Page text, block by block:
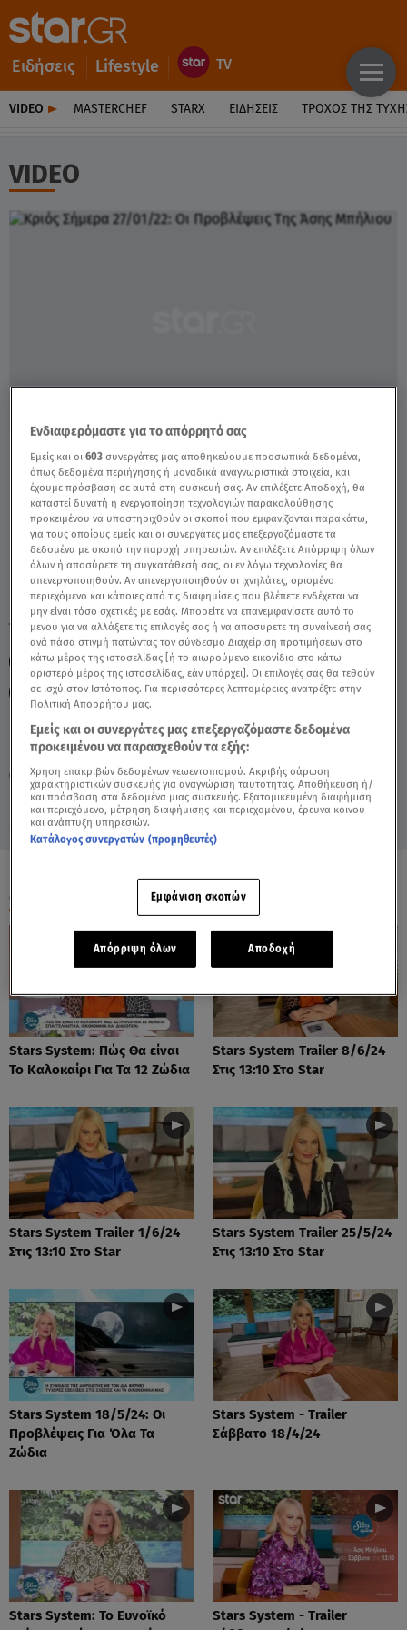
Ειδήσεις Lifestyle
VIDEO MASTERCHEF STARX ΕΙΔΉΣΕΙΣ ΤΡΟΧΌΣ ΤΗΣ
VIDEO
Πέμπτη 6 Αυγούστου 2026
27.01.22, 14:21 ΖΩΔΙΑ
Κριός Σήμερα 27/01/22: Οι Προβλέψεις Της
Άσης Μπήλιου - Video
TAGS: ΚΡΙΟΣ ΖΩΔΙΑ ΖΩΔΙΑ ΣΗΜΕΡΑ ΑΣΗ ΜΠΗΛΙΟΥ
ΖΩΔΙΑ ΑΣΗ ΜΠΗΛΙΟΥ
ΑΣΤΡΟΛΟΓΙΚΕΣ ΠΡΟΒΛΕΨΕΙΣ
ΗΜΕΡΗΣΙΕΣ ΠΡΟΒΛΕΨΕΙΣ
BREAKFAST@STAR
ΟΛΑ ΤΑ ΒΙΝΤΕΟ
Stars System: Πώς Θα είναι
Το Καλοκαίρι Για Τα 12 Ζώδια
Stars System Trailer 8/6/24
Στις 13:10 Στο Star
Stars System Trailer 1/6/24
Στις 13:10 Στο Star
Stars System Trailer 25/5/24
Στις 13:10 Στο Star
Stars System 18/5/24: Οι
Προβλέψεις Για Όλα Τα
Ζώδια
Stars System - Trailer
Σάββατο 18/4/24
Stars System: Το Ευνοϊκό
Stars System - Trailer
Ενδιαφερόμαστε για το απόρρητό σας
Εμείς και οι603 συνεργάτες μας αποθηκεύουμε προσωπικά δεδομένα,
όπως δεδομένα περιήγησης ή μοναδικά αναγνωριστικά στοιχεία, και
έχουμε πρόσβαση σε αυτά στη συσκευή σας. Αν επιλέξετε Αποδοχή, θα
καταστεί δυνατή η ενεργοποίηση τεχνολογιών παρακολούθησης
προκειμένου να υποστηριχθούν οι σκοποί που εμφανίζονται παρακάτω,
για τους οποίους εμείς και οι συνεργάτες μας επεξεργαζόμαστε τα
δεδομένα με σκοπό την παροχή υπηρεσιών. Αν επιλέξετε Απόρριψη όλων
όλων ή αποσύρετε τη συγκατάθεσή σας, οι εν λόγω τεχνολογίες θα
απενεργοποιηθούν. Αν απενεργοποιηθούν οι ιχνηλάτες, ορισμένο
περιεχόμενο και κάποιες από τις διαφημίσεις που βλέπετε ενδέχεται να
μην είναι τόσο σχετικές με εσάς. Μπορείτε να επανεμφανίσετε αυτό το
μενού για να αλλάξετε τις επιλογές σας ή να αποσύρετε τη συναίνεσή σας
ανά πάσα στιγμή πατώντας τον σύνδεσμο Διαχείριση προτιμήσεων στο
κάτω μέρος της ιστοσελίδας [ή το αιωρούμενο εικονίδιο στο κάτω
αριστερό μέρος της ιστοσελίδας, εάν υπάρχει]. Οι επιλογές σας θα τεθούν
σε ισχύ στον Ιστότοπος. Για περισσότερες λεπτομέρειες ανατρέξτε στην
Πολιτική Απορρήτου μας.
Εμείς και οι συνεργάτες μας επεξεργαζόμαστε δεδομένα
προκειμένου να παρασχεθούν τα εξής:
Χρήση επακριβών δεδομένων γεωεντοπισμού. Ακριβής σάρωση
χαρακτηριστικών συσκευής για αναγνώριση ταυτότητας. Αποθήκευση ή/
και πρόσβαση στα δεδομένα μιας συσκευής. Εξατομικευμένη διαφήμιση
και περιεχόμενο, μέτρηση διαφήμισης και περιεχομένου, έρευνα κοινού
και ανάπτυξη υπηρεσιών.
Κατάλογος συνεργατών (προμηθευτές)
Εμφάνιση σκοπών
Απόρριψη όλων Αποδοχή